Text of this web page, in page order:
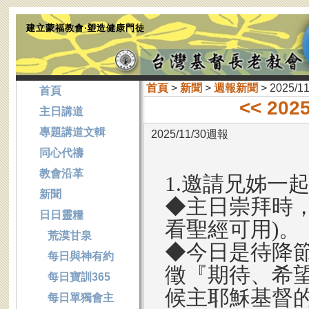
建立蒙福教會‧塑造健康門徒
首頁> 新聞 > 週報新聞 > 2025/
<<
2025/11/30週報
1.邀請兄姊一
◆主日崇拜時
看聖經可用)。
◆今日是待降
徵『期待、希
候主耶穌基督
首頁
主日講道
專題講道文輯
同心代禱
教會沿革
新聞
日日靈糧
荒漠甘泉
每日與神有約
每日寶訓365
每日單獨會主